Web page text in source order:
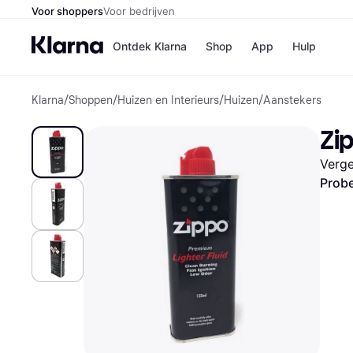
Voor shoppersVoor bedrijven
Ontdek Klarna Shop
Winkels
Bol
H&M
App Hulp
Klarna/Shoppen/Huizen en Interieurs/Huizen/Aanstekers